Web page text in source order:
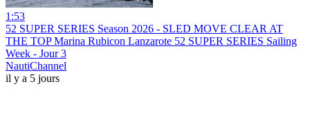
1:53
52 SUPER SERIES Season 2026 - SLED MOVE CLEAR AT
THE TOP Marina Rubicon Lanzarote 52 SUPER SERIES Sailing
Week - Jour 3
NautiChannel
il y a 5 jours